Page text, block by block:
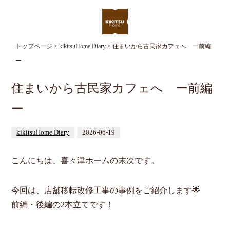
トップページ >kikitsuHome Diary > 住まいから古民家カフェへ ー前編
ー
住まいから古民家カフェへ ー前編
ー
kikitsuHome Diary 2026-06-19
こんにちは、喜々津ホームの末次です。
今回は、店舗移転改修工事の事例をご紹介します🌟
前編・後編の2本立てです！